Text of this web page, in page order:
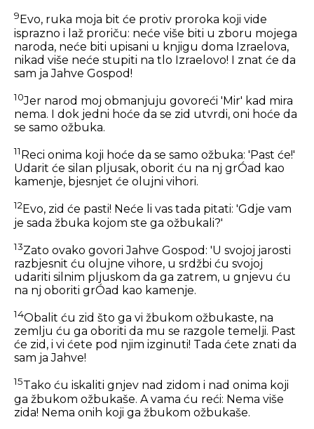
9 Evo, ruka moja bit će protiv proroka koji vide
isprazno i laž proriču: neće više biti u zboru mojega
naroda, neće biti upisani u knjigu doma Izraelova,
nikad više neće stupiti na tlo Izraelovo! I znat će da
sam ja Jahve Gospod!
10Jer narod moj obmanjuju govoreći 'Mir' kad mira
nema. I dok jedni hoće da se zid utvrdi, oni hoće da
se samo ožbuka.
11 Reci onima koji hoće da se samo ožbuka: 'Past će!'
Udarit će silan pljusak, oborit ću na nj grÓad kao
kamenje, bjesnjet će olujni vihori.
12Evo, zid će pasti! Neće li vas tada pitati: 'Gdje vam
je sada žbuka kojom ste ga ožbukali?'
13Zato ovako govori Jahve Gospod: 'U svojoj jarosti
razbjesnit ću olujne vihore, u srdžbi ću svojoj
udariti silnim pljuskom da ga zatrem, u gnjevu ću
na nj oboriti grÓad kao kamenje.
14Obalit ću zid što ga vi žbukom ožbukaste, na
zemlju ću ga oboriti da mu se razgole temelji. Past
će zid, i vi ćete pod njim izginuti! Tada ćete znati da
sam ja Jahve!
15Tako ću iskaliti gnjev nad zidom i nad onima koji
ga žbukom ožbukaše. A vama ću reći: Nema više
zida! Nema onih koji ga žbukom ožbukaše.